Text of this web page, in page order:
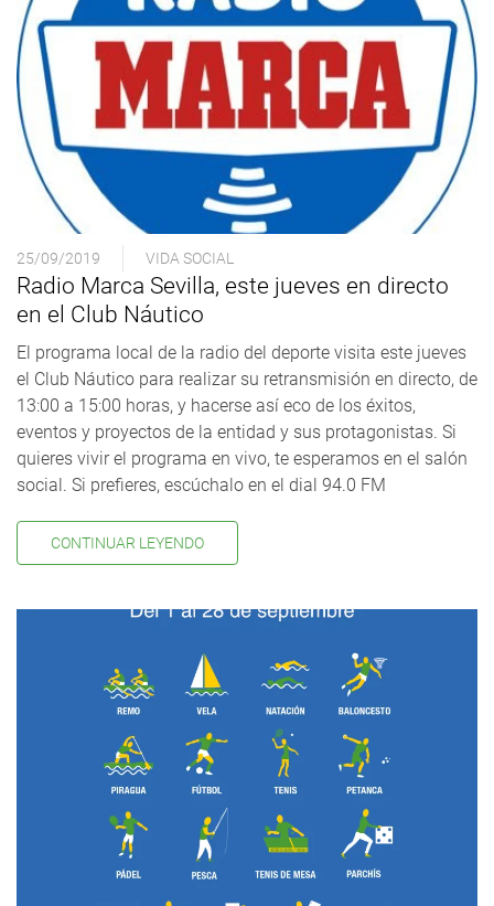
25/09/2019 VIDA SOCIAL
Radio Marca Sevilla, este jueves en directo
en el Club Náutico
El programa local de la radio del deporte visita este jueves
el Club Náutico para realizar su retransmisión en directo, de
13:00 a 15:00 horas, y hacerse así eco de los éxitos,
eventos y proyectos de la entidad y sus protagonistas. Si
quieres vivir el programa en vivo, te esperamos en el salón
social. Si prefieres, escúchalo en el dial 94.0 FM
CONTINUAR LEYENDO